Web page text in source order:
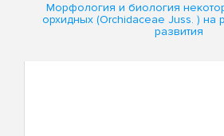
Морфология и биология
орхидных (Orchidaceae Juss. ) на
развития